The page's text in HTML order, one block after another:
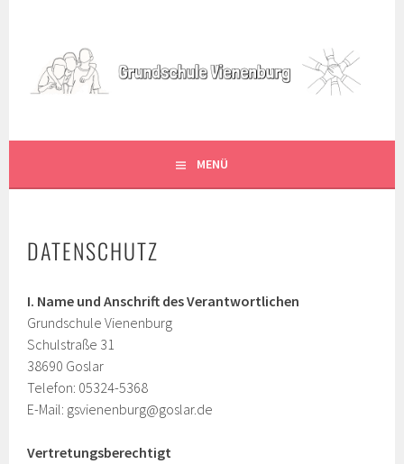
GRUNDSCHULE VIENENBURG
MENÜ
DATENSCHUTZ
I. Name und Anschrift des Verantwortlichen
Grundschule Vienenburg
Schulstraße 31
38690 Goslar
Telefon: 05324-5368
E-Mail: gsvienenburg@goslar.de
Vertretungsberechtigt